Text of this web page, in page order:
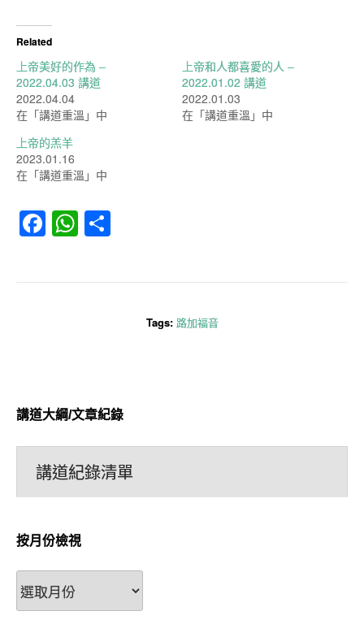
Related
上帝美好的作為 –
2022.04.03 講道
2022.04.04
在「講道重溫」中
上帝和人都喜愛的人 –
2022.01.02 講道
2022.01.03
在「講道重溫」中
上帝的羔羊
2023.01.16
在「講道重溫」中
Facebook
WhatsApp
Tags: 路加福音
講道大綱/文章紀錄
講道紀錄清單
按月份檢視
按
月